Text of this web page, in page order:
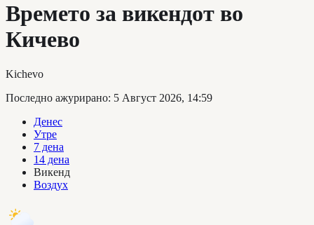
Времето за викендот во
Кичево
Kichevo
Последно ажурирано: 5 Август 2026, 14:59
Денес
Утре
7 дена
14 дена
Викенд
Воздух